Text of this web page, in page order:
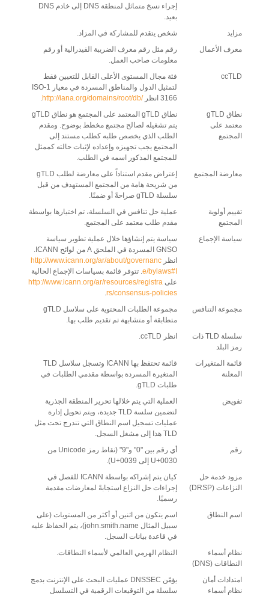
إجراء نسخ متماثل لمنطقة DNS إلى خادم DNS
بعيد.
مزايد
شخص يتقدم للمشاركة في المزاد.
معرف الأعمال
رقم مثل رقم معرف الضريبة الفيدرالية أو رقم
معلومات صاحب العمل.
ccTLD
فئة مجال المستوى الأعلى القابل للتعيين فقط
لتمثيل الدول والمناطق المسردة في معيار 1-ISO
3166 انظر
http://iana.org/domains/root/db/
نطاق gTLD
معتمد على
المجتمع
نطاق gTLD المعتمد على المجتمع هو نطاق gTLD
يتم تشغيله لصالح مجتمع مخطط بوضوح. ومقدم
الطلب الذي يخصص طلبه كطلب مستند إلى
المجتمع يجب تجهيزه وإعداده لإثبات حالته كممثل
للمجتمع المذكور اسمه في الطلب.
معارضة المجتمع
إعتراض مقدم استناداً على معارضة لطلب gTLD
من شريحة هامة من المجتمع المستهدف من قبل
سلسلة gTLD صراحةً أو ضمنًا.
تقييم أولوية
المجتمع
عملية حل تنافس في السلسلة، تم اختيارها بواسطة
مقدم طلب معتمد على المجتمع.
سياسة الإجماع
سياسة يتم إنشاؤها خلال عملية تطوير سياسة
انظر http://www.icann.org/ar/about/governanc
e/bylaws#I . تتوفر قائمة بسياسات الإجماع الحالية
على http://www.icann.org/ar/resources/registra
rs/consensus-policies
مجموعة التنافس
مجموعة الطلبات المحتوية على سلاسل gTLD
متطابقة أو متشابهة تم تقديم طلب بها.
سلسلة TLD ذات
رمز البلد
انظر ccTLD.
قائمة المتغيرات
المعلنة
قائمة تحتفظ بها ICANN وتسجل سلاسل TLD
المتغيرة المسردة بواسطة مقدمي الطلبات في
طلبات gTLD.
تفويض
العملية التي يتم خلالها تحرير المنطقة الجذرية
لتضمين سلسة TLD جديدة، ويتم تحويل إدارة
عمليات تسجيل اسم النطاق التي تندرج تحت مثل
TLD هذا إلى مشغل السجل.
رقم
أي رقم بين "0" و"9" (نقاط رمز Unicode من
U+0030 إلى U+0039).
مزود خدمة حل
النزاعات (DRSP)
كيان يتم إشراكه بواسطة ICANN للفصل في
إجراءات حل النزاع استجابةً لمعارضات مقدمة
رسميًا.
اسم النطاق
اسم يتكون من اثنين أو أكثر من المستويات (على
سبيل المثال john.smith.name)، يتم الحفاظ عليه
في قاعدة بيانات السجل.
نظام أسماء
النطاقات (DNS)
النظام الهرمي العالمي لأسماء النطاقات.
امتدادات أمان
نظام أسماء
يؤمّن DNSSEC عمليات البحث على الإنترنت بدمج
سلسلة من التوقيعات الرقمية في التسلسل